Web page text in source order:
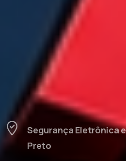
Segurança Eletrônica
Preto